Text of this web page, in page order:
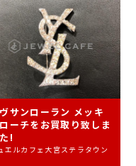
サンローラン メッキ
ーチをお買取り致しま
!
エルカフェ大宮ステラタウン